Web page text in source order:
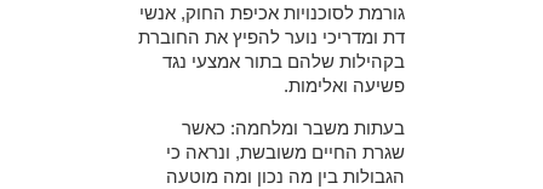
גורמת לסוכנויות אכיפת החוק, אנשי
דת ומדריכי נוער להפיץ את החוברת
בקהילות שלהם בתור אמצעי נגד
פשיעה ואלימות.
בעתות משבר ומלחמה: כאשר
שגרת החיים משובשת, ונראה כי
הגבולות בין מה נכון ומה מוטעה